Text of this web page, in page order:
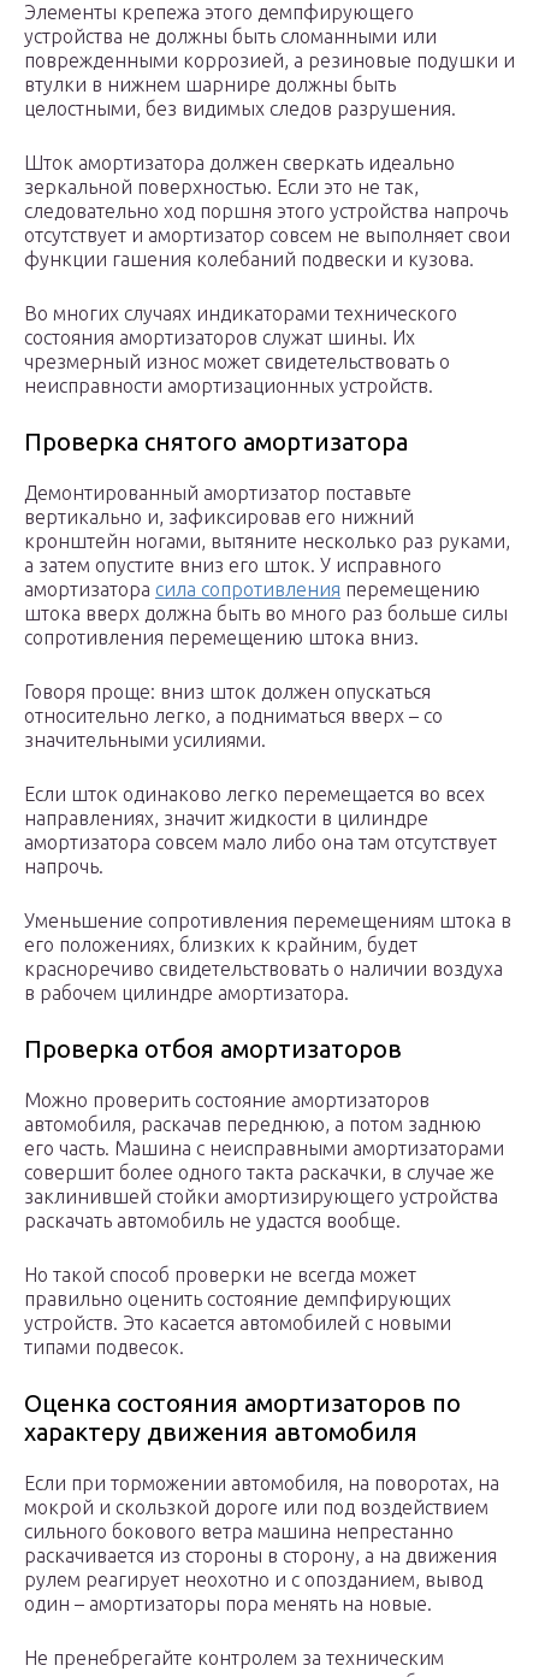
Элементы крепежа этого демпфирующего
устройства не должны быть сломанными или
поврежденными коррозией, а резиновые подушки и
втулки в нижнем шарнире должны быть
целостными, без видимых следов разрушения.
Шток амортизатора должен сверкать идеально
зеркальной поверхностью. Если это не так,
следовательно ход поршня этого устройства напрочь
отсутствует и амортизатор совсем не выполняет свои
функции гашения колебаний подвески и кузова.
Во многих случаях индикаторами технического
состояния амортизаторов служат шины. Их
чрезмерный износ может свидетельствовать о
неисправности амортизационных устройств.
Проверка снятого амортизатора
Демонтированный амортизатор поставьте
вертикально и, зафиксировав его нижний
кронштейн ногами, вытяните несколько раз руками,
а затем опустите вниз его шток. У исправного
амортизатора сила сопротивления перемещению
штока вверх должна быть во много раз больше силы
сопротивления перемещению штока вниз.
Говоря проще: вниз шток должен опускаться
относительно легко, а подниматься вверх – со
значительными усилиями.
Если шток одинаково легко перемещается во всех
направлениях, значит жидкости в цилиндре
амортизатора совсем мало либо она там отсутствует
напрочь.
Уменьшение сопротивления перемещениям штока в
его положениях, близких к крайним, будет
красноречиво свидетельствовать о наличии воздуха
в рабочем цилиндре амортизатора.
Проверка отбоя амортизаторов
Можно проверить состояние амортизаторов
автомобиля, раскачав переднюю, а потом заднюю
его часть. Машина с неисправными амортизаторами
совершит более одного такта раскачки, в случае же
заклинившей стойки амортизирующего устройства
раскачать автомобиль не удастся вообще.
Но такой способ проверки не всегда может
правильно оценить состояние демпфирующих
устройств. Это касается автомобилей с новыми
типами подвесок.
Оценка состояния амортизаторов по
характеру движения автомобиля
Если при торможении автомобиля, на поворотах, на
мокрой и скользкой дороге или под воздействием
сильного бокового ветра машина непрестанно
раскачивается из стороны в сторону, а на движения
рулем реагирует неохотно и с опозданием, вывод
один – амортизаторы пора менять на новые.
Не пренебрегайте контролем за техническим